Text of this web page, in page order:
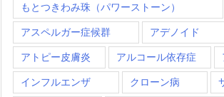
もとつきわみ珠（パワーストーン）
アスペルガー症候群 アデノイド
アトピー皮膚炎 アルコール依存症
インフルエンザ クローン病